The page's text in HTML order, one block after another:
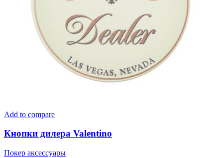
Add to compare
Кнопки дилера Valentino
Покер аксессуары